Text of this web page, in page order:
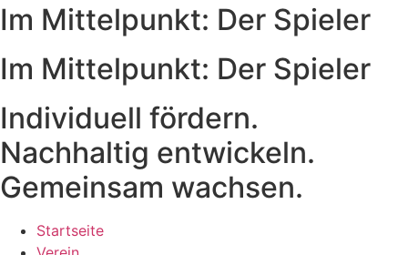
Im Mittelpunkt: Der Spieler
Im Mittelpunkt: Der Spieler
Individuell fördern.
Nachhaltig entwickeln.
Gemeinsam wachsen.
Startseite